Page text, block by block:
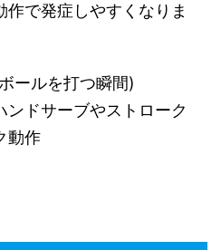
で発症しやすくなりま
ールを打つ瞬間)
ドサーブやストローク
動作